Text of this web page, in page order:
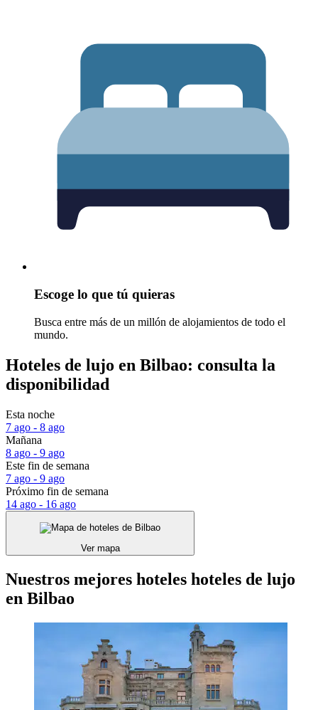
Escoge lo que tú quieras
Busca entre más de un millón de alojamientos de todo el
mundo.
Hoteles de lujo en Bilbao: consulta la
disponibilidad
Esta noche
7 ago - 8 ago
Mañana
8 ago - 9 ago
Este fin de semana
7 ago - 9 ago
Próximo fin de semana
14 ago - 16 ago
Ver mapa
Nuestros mejores hoteles hoteles de lujo
en Bilbao